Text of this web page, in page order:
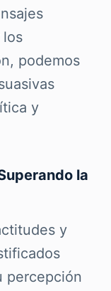
los
podemos
y
la
y
percepción